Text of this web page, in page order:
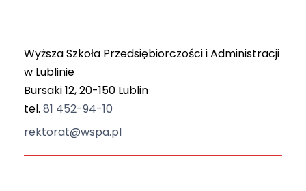
Wyższa Szkoła Przedsiębiorczości i Administracji
w Lublinie
Bursaki 12, 20-150 Lublin
tel. 81 452-94-10
rektorat@wspa.pl